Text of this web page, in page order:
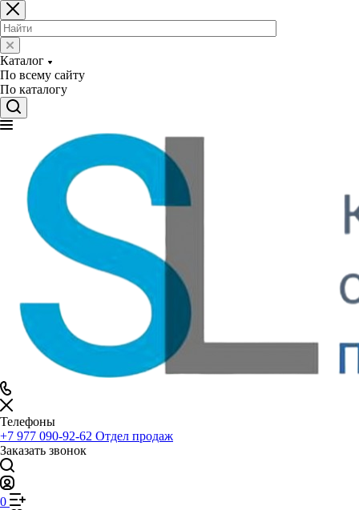
Каталог
По всему сайту
По каталогу
Телефоны
+7 977 090-92-62 Отдел продаж
Заказать звонок
0